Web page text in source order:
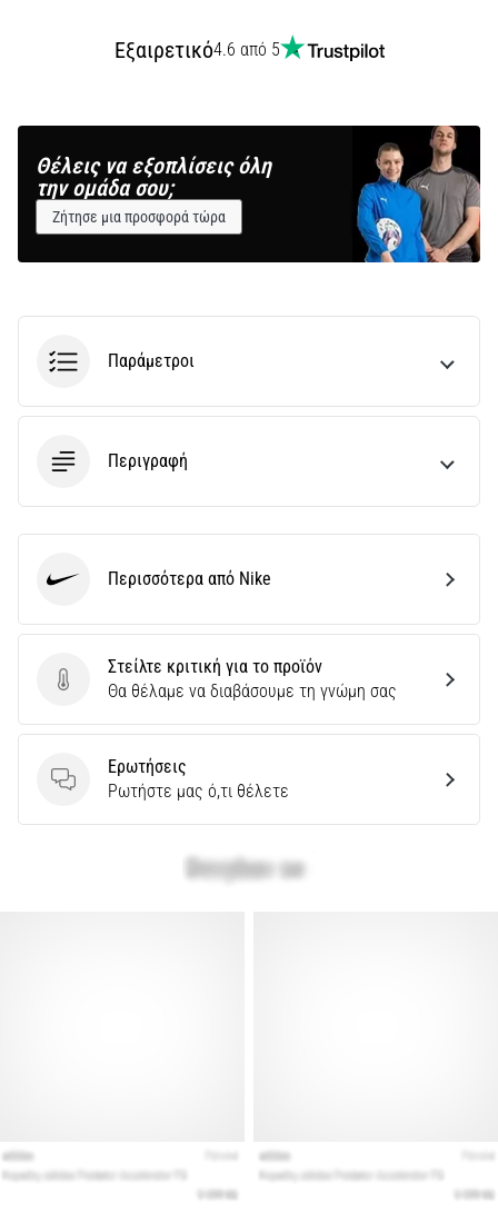
Εξαιρετικό4.6 από 5
Θέλεις να εξοπλίσεις όλη
την ομάδα σου;
Ζήτησε μια προσφορά τώρα
Παράμετροι
Περιγραφή
Στείλτε κριτική για το προϊόν
Στείλτε κριτική για το προϊόν
Θα θέλαμε να διαβάσουμε τη γνώμη σας
Ερωτήσεις
Ερωτήσεις
Ρωτήστε μας ό,τι θέλετε
Περισσότερα από Nike